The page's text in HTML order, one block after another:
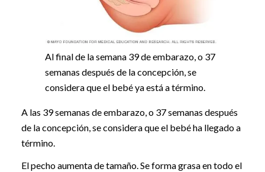
Al final de la semana 39 de embarazo, o 37
semanas después de la concepción, se
considera que el bebé ya está a término.
A las 39 semanas de embarazo, o 37 semanas después
de la concepción, se considera que el bebé ha llegado a
término.
El pecho aumenta de tamaño. Se forma grasa en todo el